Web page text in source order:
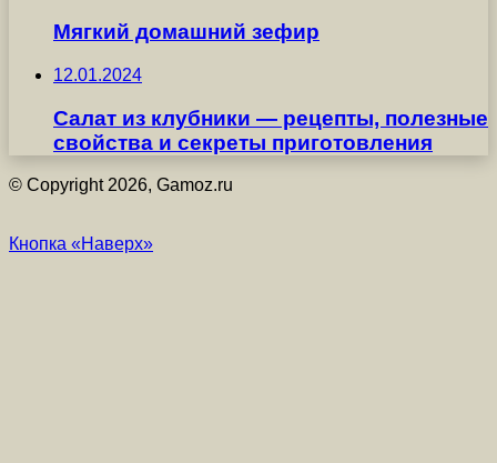
Мягкий домашний зефир
12.01.2024
Салат из клубники — рецепты, полезные
свойства и секреты приготовления
© Copyright 2026, Gamoz.ru
Кнопка «Наверх»